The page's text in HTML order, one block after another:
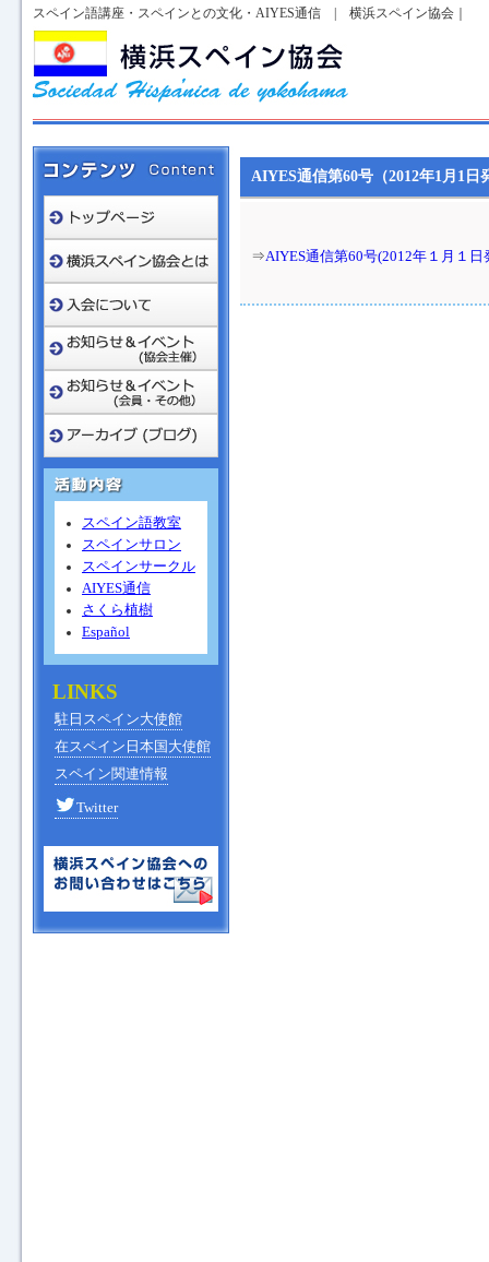
スペイン語講座・スペインとの文化・AIYES通信 | 横浜スペイン協会｜
スペイン語教室
スペインサロン
スペインサークル
AIYES通信
さくら植樹
Español
LINKS
駐日スペイン大使館
在スペイン日本国大使館
スペイン関連情報
Twitter
AIYES通信第60号（2012年1月1日
⇒AIYES通信第60号(2012年１月１日